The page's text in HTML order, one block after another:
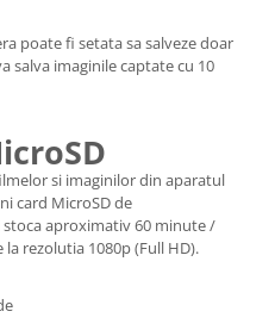
poate fi setata sa salveze doar
salva imaginile captate cu 10
si imaginilor din aparatul
card MicroSD de
stoca aproximativ 60 minute /
rezolutia 1080p (Full HD).